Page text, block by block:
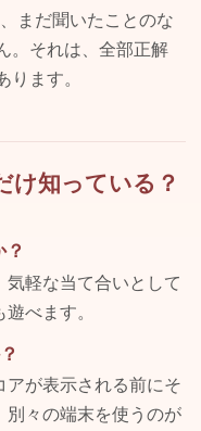
まだ聞いたことのな
。それは、全部正解
ます。
け知っている？
軽な当て合いとして
べます。
が表示される前にそ
別々の端末を使うのが